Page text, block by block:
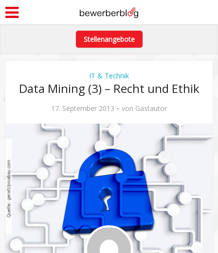
Stellenangebote
IT & Technik
Data Mining (3) – Recht und Ethik
17. September 2013 von Gastautor